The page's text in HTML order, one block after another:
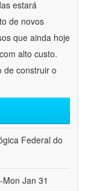
estará
de novos
que ainda hoje
alto custo.
de construir o
Federal do
Jan 31